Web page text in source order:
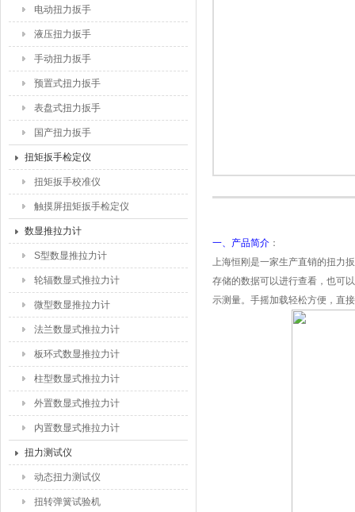
电动扭力扳手
液压扭力扳手
手动扭力扳手
预置式扭力扳手
表盘式扭力扳手
国产扭力扳手
扭矩扳手检定仪
扭矩扳手校准仪
触摸屏扭矩扳手检定仪
数显推拉力计
S型数显推拉力计
轮辐数显式推拉力计
微型数显推拉力计
法兰数显式推拉力计
板环式数显推拉力计
柱型数显式推拉力计
外置数显式推拉力计
内置数显式推拉力计
扭力测试仪
动态扭力测试仪
扭转弹簧试验机
一、产品简介 ：
上海恒刚是一家生产直销的扭力
存储的数据可以进行查看，也可
示测量。手摇加载轻松方便，直